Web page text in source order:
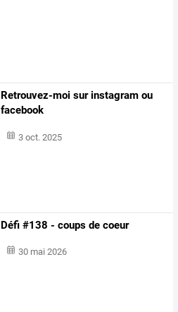
Retrouvez-moi sur instagram ou
facebook
3 oct. 2025
Défi #138 - coups de coeur
30 mai 2026